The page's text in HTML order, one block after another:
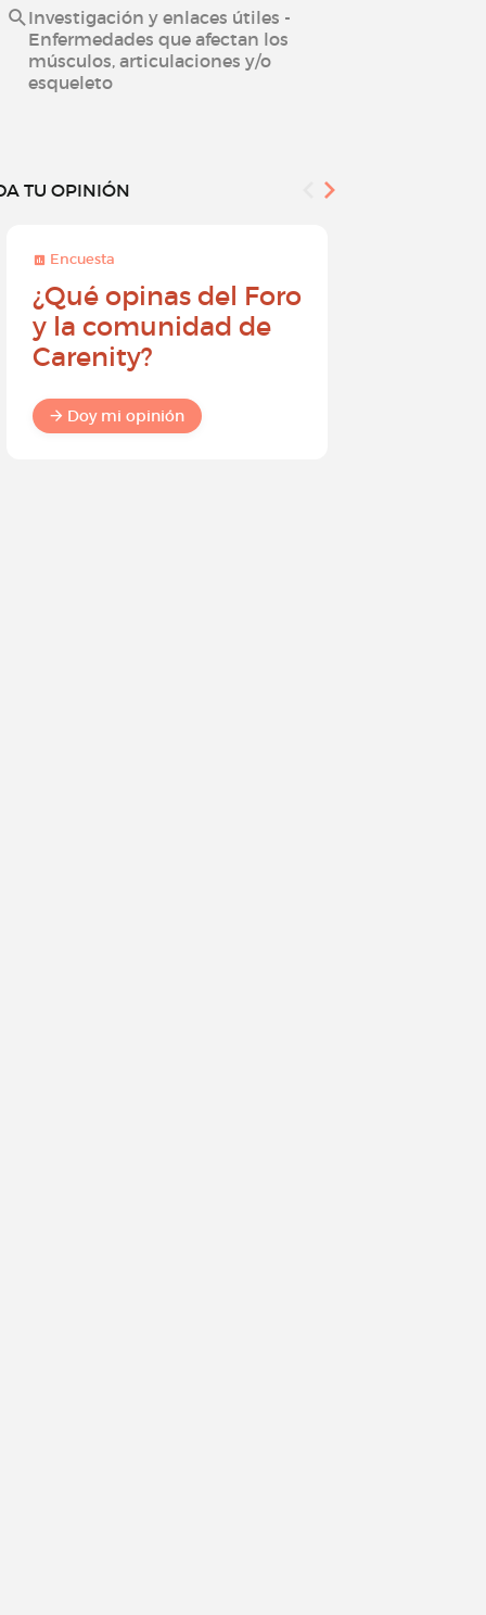
Investigación y enlaces útiles -
Enfermedades que afectan los
músculos, articulaciones y/o
esqueleto
TU OPINIÓN
Encuesta
¿Qué opinas del Foro
y la comunidad de
Carenity?
Doy mi opinión